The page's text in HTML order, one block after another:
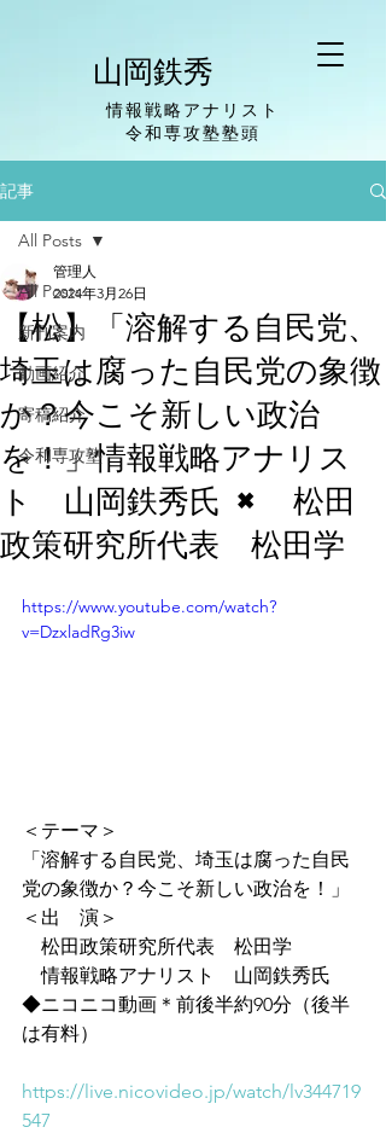
山岡鉄秀
情報戦略アナリスト
​令和専攻塾塾頭
記事
All Posts
新刊案内
動画紹介
寄稿紹介
令和専攻塾
All Posts
【松】「溶解する自民党、
埼玉は腐った自民党の象徴
か？今こそ新しい政治
を！」情報戦略アナリス
ト 山岡鉄秀氏 × 松田
政策研究所代表 松田学
管理人
2024年3月26日
https://www.youtube.com/watch?
v=DzxladRg3iw
＜テーマ＞
「溶解する自民党、埼玉は腐った自民
党の象徴か？今こそ新しい政治を！」
＜出　演＞
松田政策研究所代表　松田学
情報戦略アナリスト　山岡鉄秀氏
◆ニコニコ動画＊前後半約90分（後半
は有料）
https://live.nicovideo.jp/watch/lv344719
547